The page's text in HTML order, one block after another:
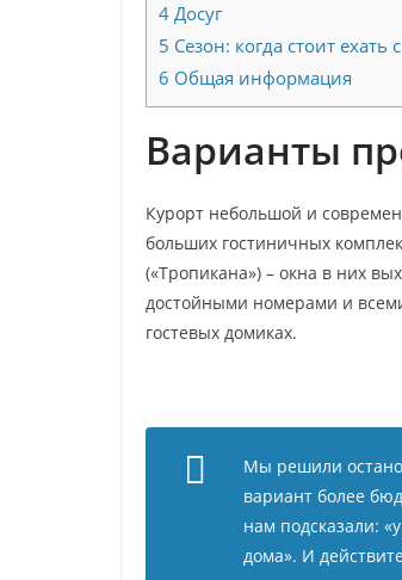
4 Досуг
5 Сезон: когда стоит ехать
6 Общая информация
Варианты
Курорт небольшой и
больших гостиничных
(«Тропикана») – окна в них
достойными номерами и
гостевых домиках.
Мы решили
вариант более
нам подсказали:
дома». И